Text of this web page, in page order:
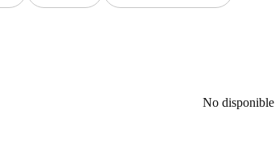
No disponible